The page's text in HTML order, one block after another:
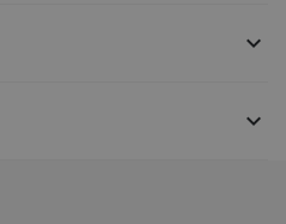

